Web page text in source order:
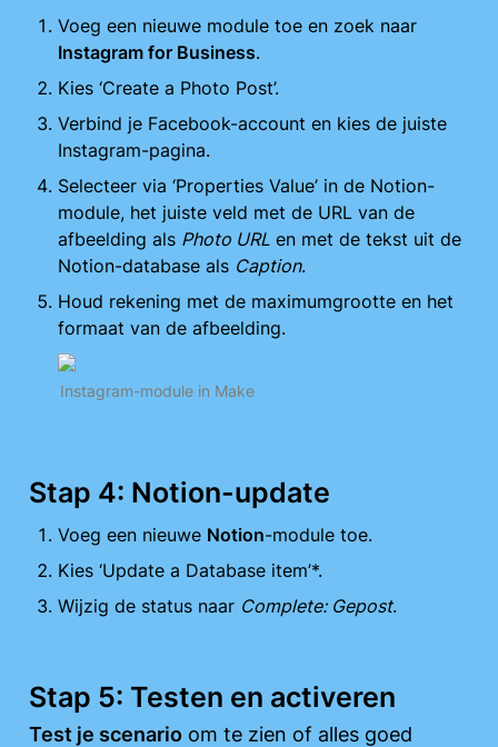
Instagram for Business.
Kies ‘Create a Photo Post’.
Verbind je Facebook-account en kies de juiste
Instagram-pagina.
Selecteer via ‘Properties Value’ in de Notion-
module, het juiste veld met de URL van de
afbeelding als Photo URL en met de tekst uit de
Notion-database als Caption.
Houd rekening met de maximumgrootte en het
formaat van de afbeelding.
Instagram-module in Make
Stap 4: Notion-update
Voeg een nieuwe Notion-module toe.
Kies ‘Update a Database item’*.
Wijzig de status naar Complete: Gepost.
Stap 5: Testen en activeren
Test je scenario om te zien of alles goed